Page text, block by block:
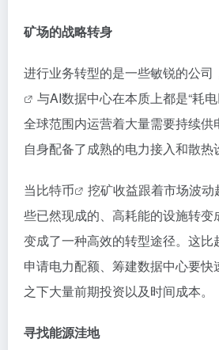
矿场的战略转身
进行业务转型的是一些敏锐的公司
与AI数据中心在本质上都是“耗
全球范围内运营着大量需要持续
自身配备了成熟的电力接入和散热
当比特币
挖矿收益跟着市场波
些已然现成的、高耗能的设施转
变成了一种高效的转型途径。这
申请电力配额、筹建数据中心要
之下大量前期投资以及时间成本。
寻找能源洼地